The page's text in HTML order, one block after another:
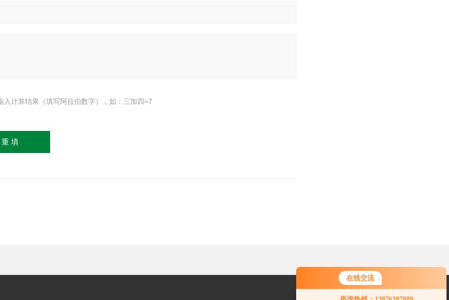
在线交流
入计算结果（填写阿拉伯数字），如：三加四=7